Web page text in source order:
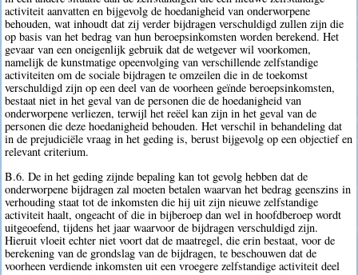
activiteit aanvatten en bijgevolg de hoedanigheid van onderworpene
behouden, wat inhoudt dat zij verder bijdragen verschuldigd zullen zijn die
op basis van het bedrag van hun beroepsinkomsten worden berekend. Het
gevaar van een oneigenlijk gebruik dat de wetgever wil voorkomen,
namelijk de kunstmatige opeenvolging van verschillende zelfstandige
activiteiten om de sociale bijdragen te omzeilen die in de toekomst
verschuldigd zijn op een deel van de voorheen geïnde beroepsinkomsten,
bestaat niet in het geval van de personen die de hoedanigheid van
onderworpene verliezen, terwijl het reëel kan zijn in het geval van de
personen die deze hoedanigheid behouden. Het verschil in behandeling dat
in de prejudiciële vraag in het geding is, berust bijgevolg op een objectief en
relevant criterium.
B.6. De in het geding zijnde bepaling kan tot gevolg hebben dat de
onderworpene bijdragen zal moeten betalen waarvan het bedrag geenszins in
verhouding staat tot de inkomsten die hij uit zijn nieuwe zelfstandige
activiteit haalt, ongeacht of die in bijberoep dan wel in hoofdberoep wordt
uitgeoefend, tijdens het jaar waarvoor de bijdragen verschuldigd zijn.
Hieruit vloeit echter niet voort dat de maatregel, die erin bestaat, voor de
berekening van de grondslag van de bijdragen, te beschouwen dat de
voorheen verdiende inkomsten uit een vroegere zelfstandige activiteit deel